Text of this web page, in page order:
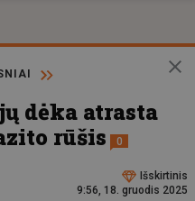
dėka atrasta
rūšis
0
Išskirtinis
9:56, 18. gruodis 2025